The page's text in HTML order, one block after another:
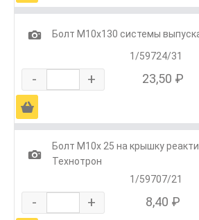
1
Болт М10х130 системы
1/59724/31
- + 23,50 ₽
Ä
1
Болт М10х 25 на крышку
Технотрон
1/59707/21
- + 8,40 ₽